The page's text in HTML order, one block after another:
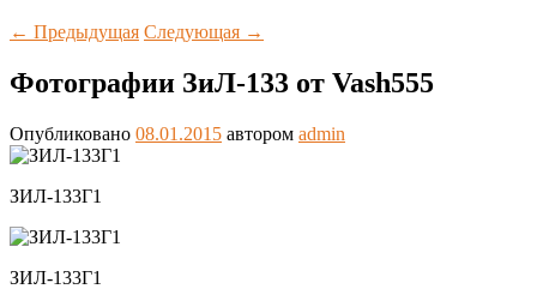
← Предыдущая Следующая →
Фотографии ЗиЛ-133 от Vash555
Опубликовано 08.01.2015 автором admin
ЗИЛ-133Г1
ЗИЛ-133Г1